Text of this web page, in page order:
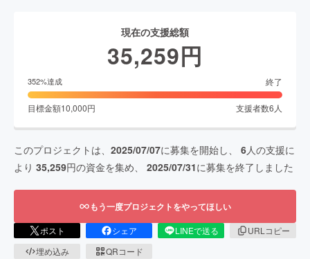
現在の支援総額
35,259円
352%達成 終了
目標金額10,000円 支援者数6 人
このプロジェクトは、 2025/07/07に募集を開始し、 6人の支援に
より 35,259円の資金を集め、 2025/07/31に募集を終了しました
もう一度プロジェクトをやってほしい
ポスト シェア LINEで送る
URLコピー
埋め込み
QRコード